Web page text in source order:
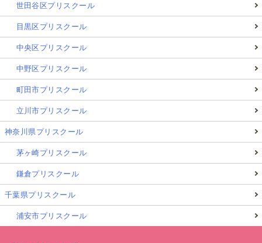
世田谷区プリスクール
目黒区プリスクール
中央区プリスクール
中野区プリスクール
町田市プリスクール
立川市プリスクール
神奈川県プリスクール
茅ヶ崎プリスクール
鎌倉プリスクール
千葉県プリスクール
浦安市プリスクール